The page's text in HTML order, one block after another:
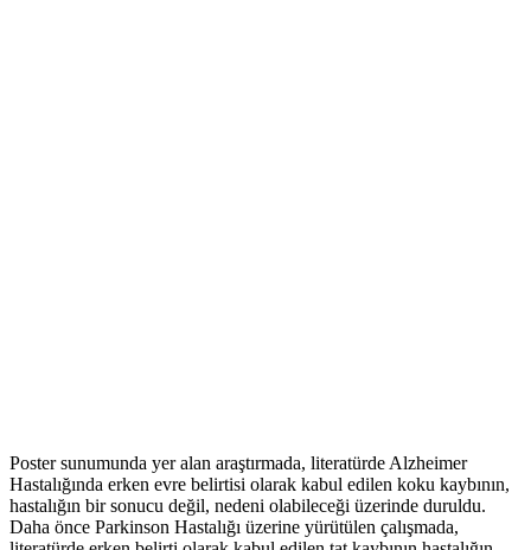
Poster sunumunda yer alan araştırmada, literatürde Alzheimer
Hastalığında erken evre belirtisi olarak kabul edilen koku kaybının,
hastalığın bir sonucu değil, nedeni olabileceği üzerinde duruldu.
Daha önce Parkinson Hastalığı üzerine yürütülen çalışmada,